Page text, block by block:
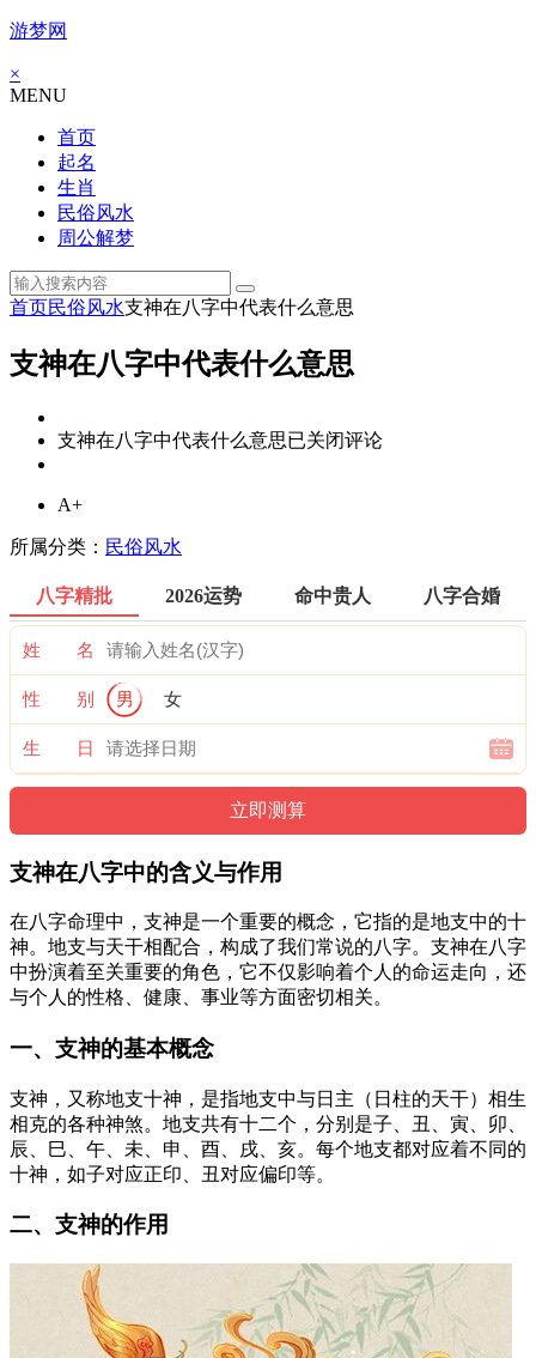
游梦网
×
MENU
首页
起名
生肖
民俗风水
周公解梦
首页民俗风水支神在八字中代表什么意思
支神在八字中代表什么意思
支神在八字中代表什么意思已关闭评论
A+
所属分类： 民俗风水
八字精批 2026运势 命中贵人 八字合婚
姓 名
性 别 男 女
生 日
支神在八字中的含义与作用
在八字命理中，支神是一个重要的概念，它指的是地支中的十
神。地支与天干相配合，构成了我们常说的八字。支神在八字
中扮演着至关重要的角色，它不仅影响着个人的命运走向，还
与个人的性格、健康、事业等方面密切相关。
一、支神的基本概念
支神，又称地支十神，是指地支中与日主（日柱的天干）相生
相克的各种神煞。地支共有十二个，分别是子、丑、寅、卯、
辰、巳、午、未、申、酉、戌、亥。每个地支都对应着不同的
十神，如子对应正印、丑对应偏印等。
二、支神的作用